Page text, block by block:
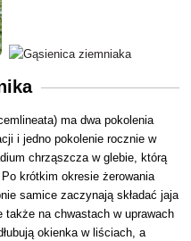
ma dwa pokolenia
i jedno pokolenie rocznie w
chrząszcza w glebie, którą
krótkim okresie żerowania
samice zaczynają składać jaja
na chwastach w uprawach
okienka w liściach, a